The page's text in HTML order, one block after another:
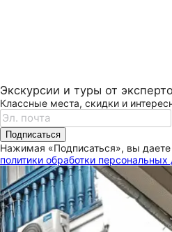
Экскурсии и туры от
Классные места, скидки и
Подписаться
Нажимая «Подписаться», вы даете
политики обработки